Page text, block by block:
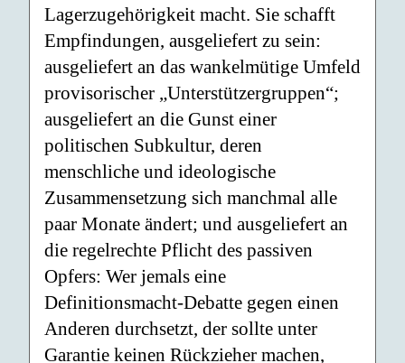
Lagerzugehörigkeit macht. Sie schafft
Empfindungen, ausgeliefert zu sein:
ausgeliefert an das wankelmütige Umfeld
provisorischer „Unterstützergruppen“;
ausgeliefert an die Gunst einer
politischen Subkultur, deren
menschliche und ideologische
Zusammensetzung sich manchmal alle
paar Monate ändert; und ausgeliefert an
die regelrechte Pflicht des passiven
Opfers: Wer jemals eine
Definitionsmacht-Debatte gegen einen
Anderen durchsetzt, der sollte unter
Garantie keinen Rückzieher machen,